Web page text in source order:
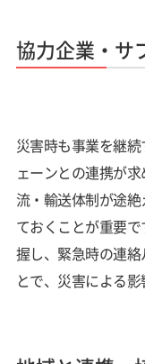
協力企業・サ
災害時も事業を継
ェーンとの連携が
流・輸送体制が途
ておくことが重要
握し、緊急時の連
とで、災害による